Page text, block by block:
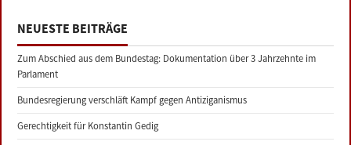
NEUESTE BEITRÄGE
Zum Abschied aus dem Bundestag: Dokumentation über 3 Jahrzehnte im
Parlament
Bundesregierung verschläft Kampf gegen Antiziganismus
Gerechtigkeit für Konstantin Gedig